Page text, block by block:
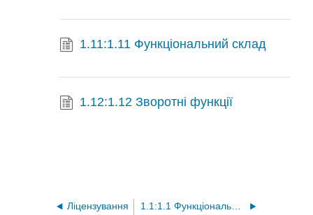
1.11:1.11 Функціональний склад
1.12:1.12 Зворотні функції
Ліцензування